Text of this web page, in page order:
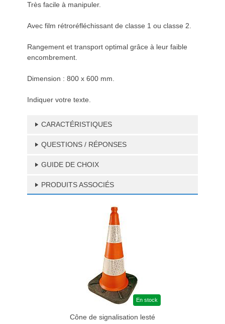
Très facile à manipuler.
Avec film rétroréfléchissant de classe 1 ou classe 2.
Rangement et transport optimal grâce à leur faible
encombrement.
Dimension : 800 x 600 mm.
Indiquer votre texte.
CARACTÉRISTIQUES
QUESTIONS / RÉPONSES
GUIDE DE CHOIX
PRODUITS ASSOCIÉS
En stock
Cône de signalisation lesté